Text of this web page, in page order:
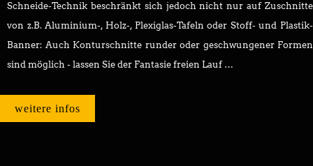
Schneide-Technik beschränkt sich jedoch nicht nur auf Zuschnitte
von z.B. Aluminium-, Holz-, Plexiglas-Tafeln oder Stoff- und Plastik-
Banner: Auch Konturschnitte runder oder geschwungener Formen
sind möglich - lassen Sie der Fantasie freien Lauf …
weitere infos